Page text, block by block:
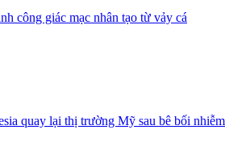
công giác mạc nhân tạo từ vảy cá
quay lại thị trường Mỹ sau bê bối nhiễm